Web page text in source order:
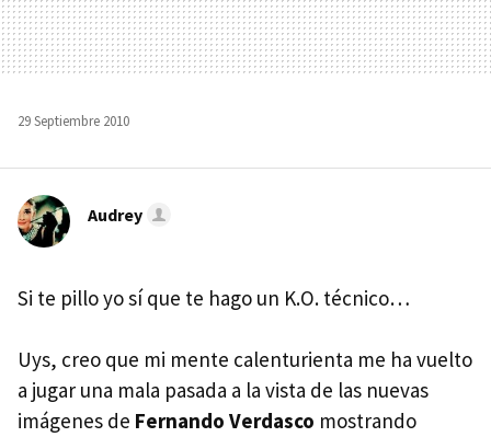
29 Septiembre 2010
Audrey
Si te pillo yo sí que te hago un K.O. técnico…
Uys, creo que mi mente calenturienta me ha vuelto
a jugar una mala pasada a la vista de las nuevas
imágenes de Fernando Verdasco mostrando